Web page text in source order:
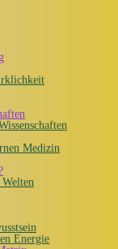
Medizin
Energie